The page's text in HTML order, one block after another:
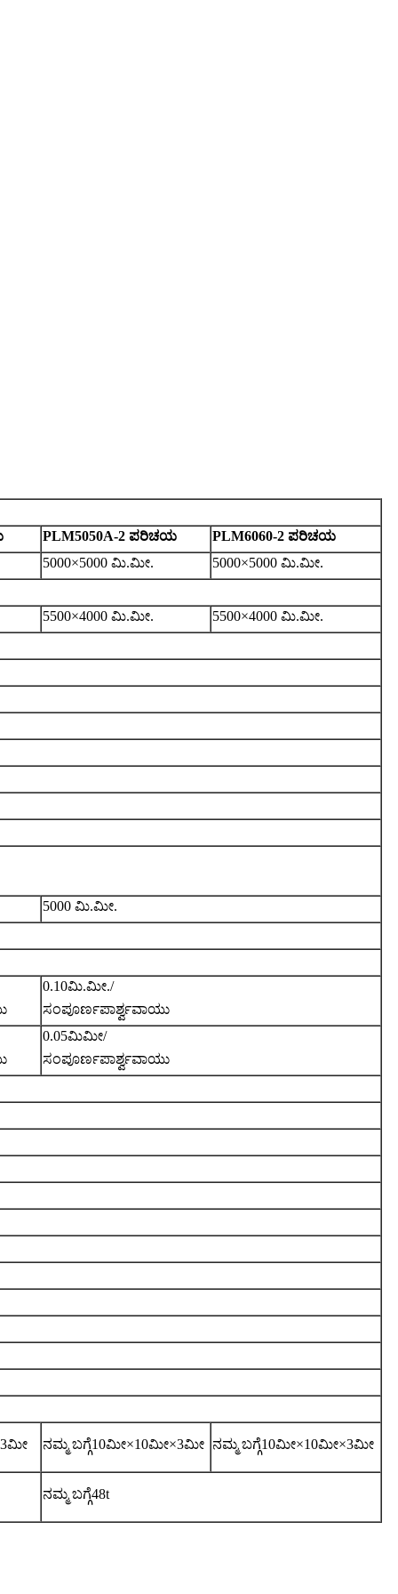
PLM5050A-2 ಪರಿಚಯ
PLM6060-2 ಪರಿಚಯ
5000×5000 ಮಿ.ಮೀ. 5000×5000 ಮಿ.ಮೀ.
5500×4000 ಮಿ.ಮೀ. 5500×4000 ಮಿ.ಮೀ.
5000 ಮಿ.ಮೀ.
0.10ಮಿ.ಮೀ./
ಸಂಪೂರ್ಣಪಾರ್ಶ್ವವಾಯು
0.05ಮಿಮೀ/
ಸಂಪೂರ್ಣಪಾರ್ಶ್ವವಾಯು
ನಮ್ಮ ಬಗ್ಗೆ10ಮೀ×10ಮೀ×3ಮೀ ನಮ್ಮ ಬಗ್ಗೆ10ಮೀ×10ಮೀ×3ಮೀ
ನಮ್ಮ ಬಗ್ಗೆ48t